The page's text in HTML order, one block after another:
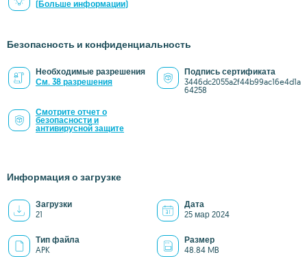
(Больше информации)
Безопасность и конфиденциальность
Необходимые разрешения
См. 38 разрешения
Подпись сертификата
3446dc2055a2f44b99ac16e4d1a
64258
Смотрите отчет о
безопасности и
антивирусной защите
Информация о загрузке
Загрузки
21
Дата
25 мар 2024
Тип файла
APK
Размер
48.84 MB